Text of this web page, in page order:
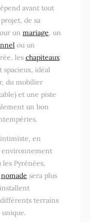
avant tout
de sa
un mariage, un
ou un
les chapiteaux
idéal
du mobilier
et une piste
un bon
en
environnement
Pyrénées,
nomade sera plus
différents terrains